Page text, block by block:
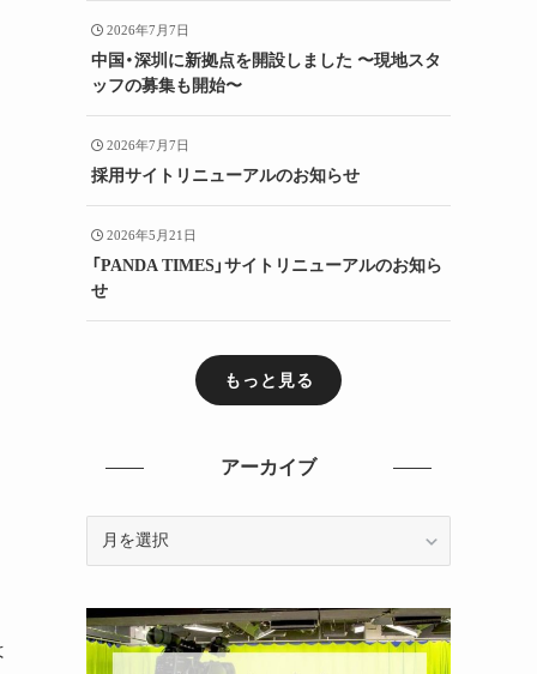
2026年7月7日
中国・深圳に新拠点を開設しました 〜現地スタ
ッフの募集も開始〜
2026年7月7日
採用サイトリニューアルのお知らせ
2026年5月21日
「PANDA TIMES」サイトリニューアルのお知ら
せ
もっと見る
アーカイブ
イ
ブ